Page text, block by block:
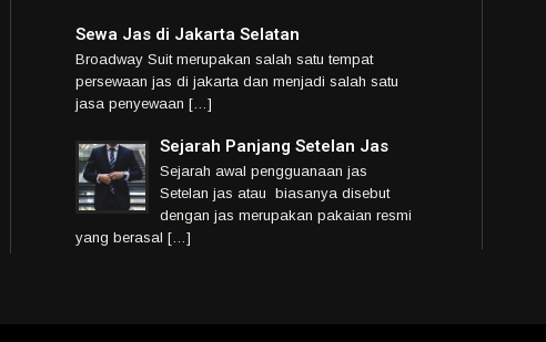
Sewa Jas di Jakarta Selatan
Broadway Suit merupakan salah satu tempat
persewaan jas di jakarta dan menjadi salah satu
jasa penyewaan […]
Sejarah Panjang Setelan Jas
Sejarah awal pengguanaan jas
Setelan jas atau biasanya disebut
dengan jas merupakan pakaian resmi
yang berasal […]